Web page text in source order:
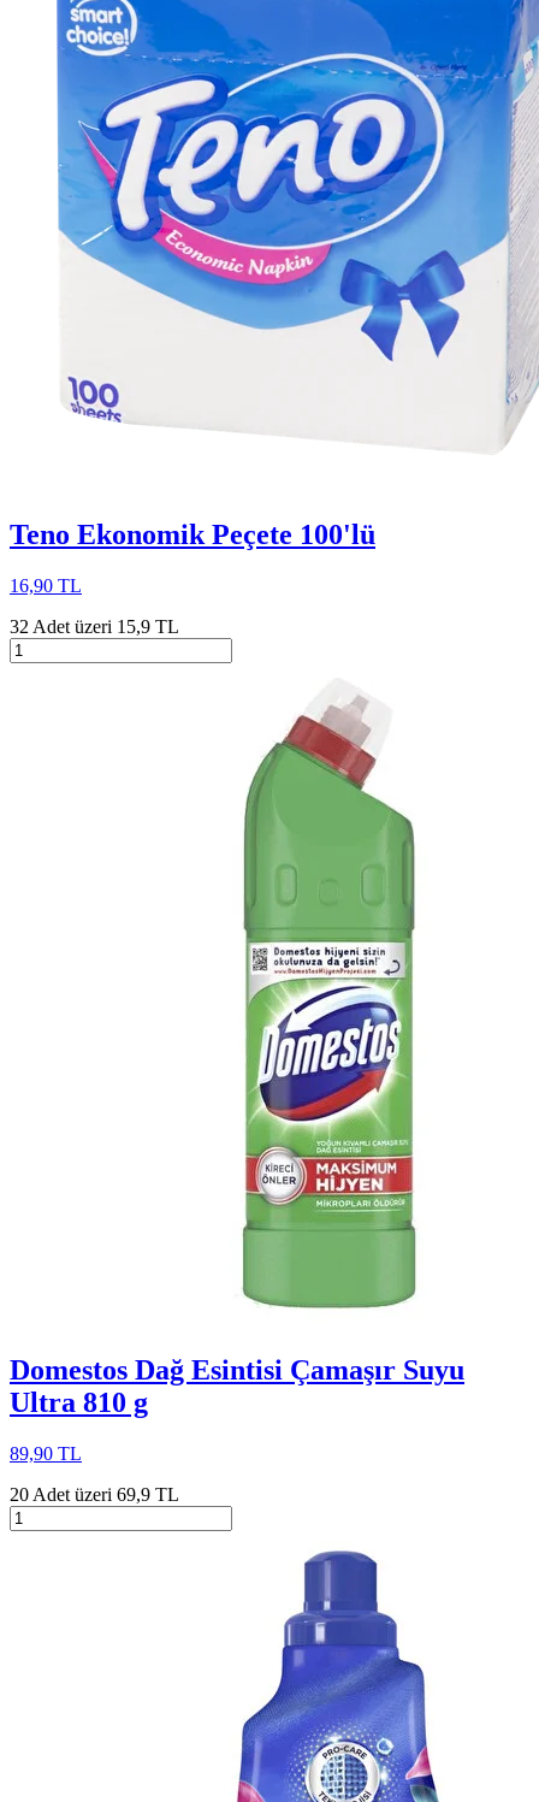
Teno Ekonomik Peçete 100'lü
16,90 TL
32 Adet üzeri 15,9 TL
Domestos Dağ Esintisi Çamaşır Suyu
Ultra 810 g
89,90 TL
20 Adet üzeri 69,9 TL